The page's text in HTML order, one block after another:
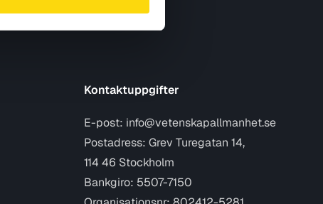
Kontaktuppgifter
E-post: info@vetenskapallmanhet.se
Postadress: Grev Turegatan 14,
114 46 Stockholm
Bankgiro: 5507-7150